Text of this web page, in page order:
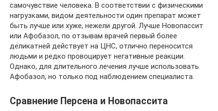
самочувствие человека. В соответствии с физическими
нагрузками, видом деятельности один препарат может
быть лучше или хуже, нежели другой. Лучше Новопассит
или Афобазол, по отзывам врачей первый более
деликатней действует на ЦНС, отлично переносится
людьми и редко провоцирует негативные реакции.
Однако, для длительного лечения лучше использовать
Афобазол, но только под наблюдением специалиста.
Сравнение Персена и Новопассита